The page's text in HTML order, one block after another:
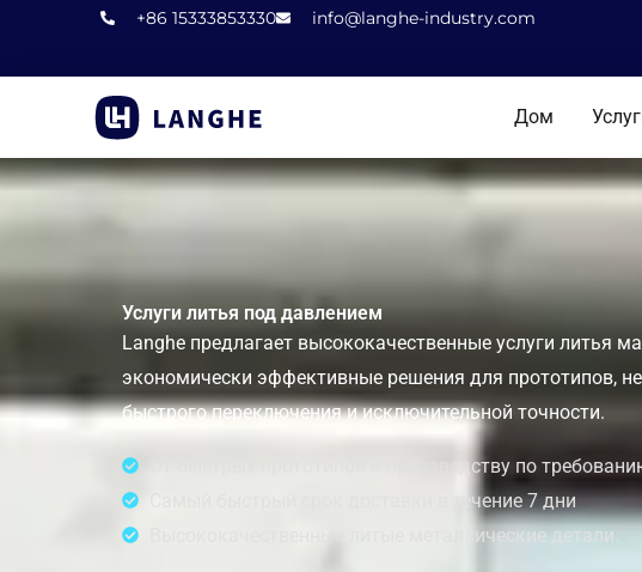
Пропустить
+86 15333853330 info@langhe-industry.com
Дом
Услуги литья под давлением
Langhe предлагает высококачественные услуги
экономически эффективные решения для прототипов,
быстрого переключения и исключительной точности.
От быстрых прототипов к производству по
Самый быстрый срок доставки в течение 7 дни
Высококачественные литые металлические детали.